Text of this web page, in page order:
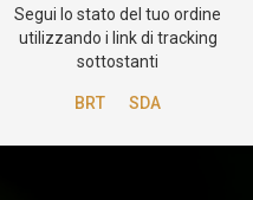
Segui lo stato del tuo ordine
utilizzando i link di tracking
sottostanti
BRT SDA